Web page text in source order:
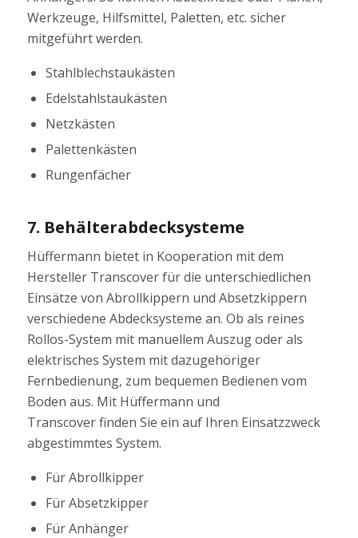
Werkzeuge, Hilfsmittel, Paletten, etc. sicher
mitgeführt werden.
Stahlblechstaukästen
Edelstahlstaukästen
Netzkästen
Palettenkästen
Rungenfächer
7. Behälterabdecksysteme
Hüffermann bietet in Kooperation mit dem
Hersteller Transcover für die unterschiedlichen
Einsätze von Abrollkippern und Absetzkippern
verschiedene Abdecksysteme an. Ob als reines
Rollos-System mit manuellem Auszug oder als
elektrisches System mit dazugehöriger
Fernbedienung, zum bequemen Bedienen vom
Boden aus. Mit Hüffermann und
Transcover finden Sie ein auf Ihren Einsatzzweck
abgestimmtes System.
Für Abrollkipper
Für Absetzkipper
Für Anhänger